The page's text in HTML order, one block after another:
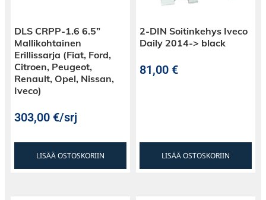
DLS CRPP-1.6 6.5”
Mallikohtainen
Erillissarja (Fiat, Ford,
Citroen, Peugeot,
Renault, Opel, Nissan,
Iveco)
303,00€/srj
LISÄÄ OSTOSKORIIN
2-DIN Soitinkehys Iveco
Daily 2014-> black
81,00€
LISÄÄ OSTOSKORIIN